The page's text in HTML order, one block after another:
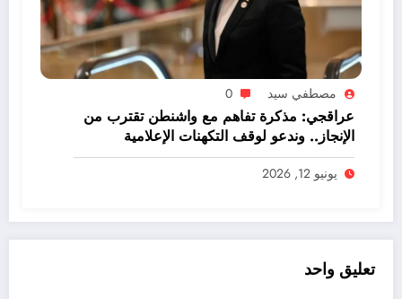
مصطفي سيد 0
عراقجي: مذكرة تفاهم مع واشنطن تقترب من
الإنجاز.. وندعو لوقف التكهنات الإعلامية
يونيو 12, 2026
تعليق واحد